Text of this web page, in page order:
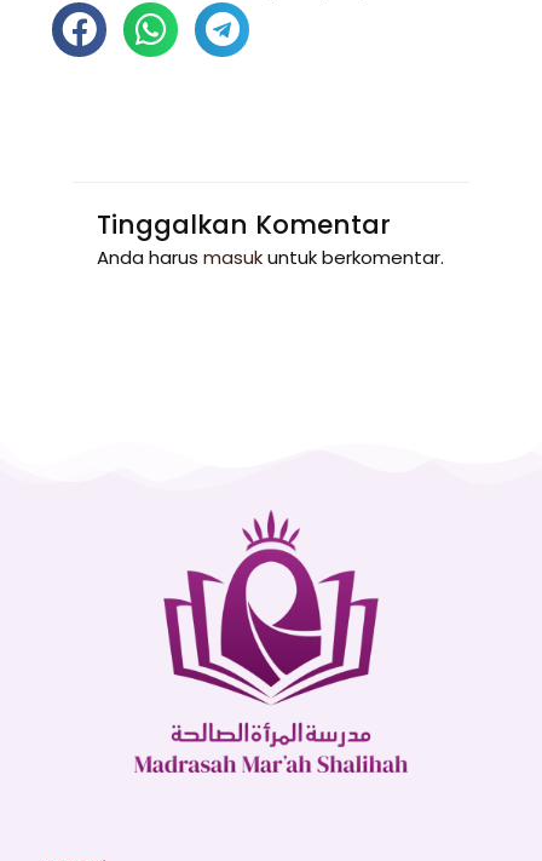
Tinggalkan Komentar
Anda harus masukuntuk berkomentar.